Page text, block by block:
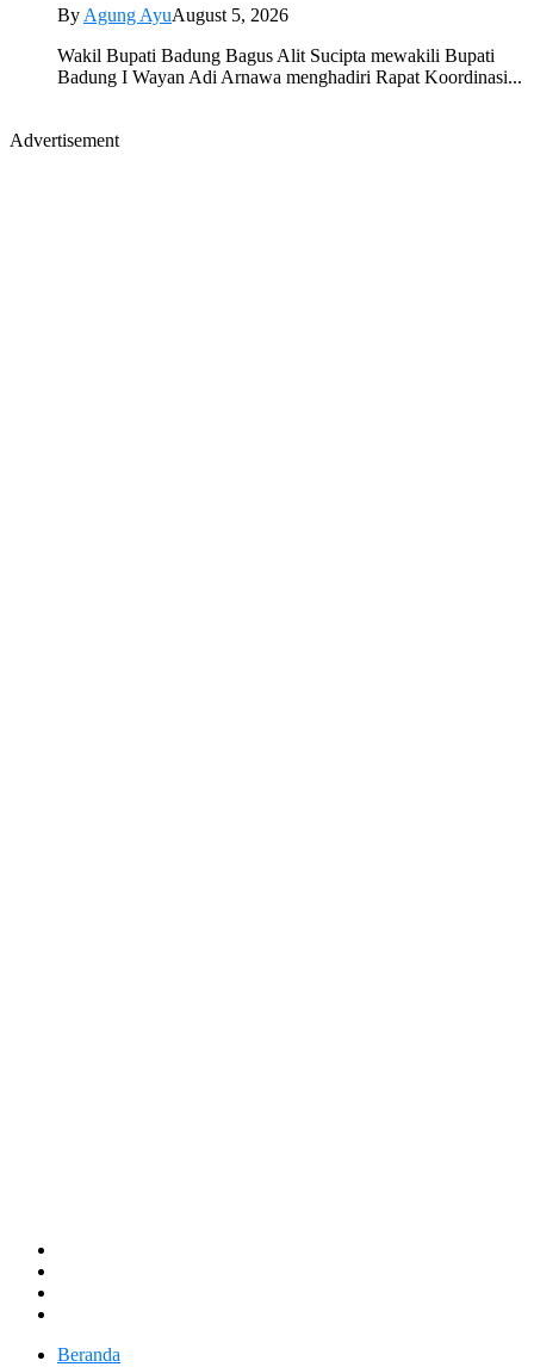
By Agung AyuAugust 5, 2026
Wakil Bupati Badung Bagus Alit Sucipta mewakili Bupati
Badung I Wayan Adi Arnawa menghadiri Rapat Koordinasi...
Advertisement
Beranda